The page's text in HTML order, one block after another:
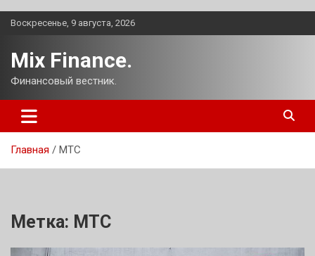
Перейти
Воскресенье, 9 августа, 2026
Mix Finance.
Финансовый вестник.
Главная МТС
Метка: МТС